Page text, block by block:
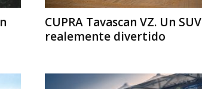
CUPRA Tavascan VZ. Un SUV
realemente divertido